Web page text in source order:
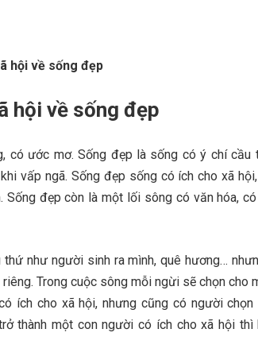
hội về sống đẹp
hội về sống đẹp
có ước mơ. Sống đẹp là sống có ý chí cầu
vấp ngã. Sống đẹp sống có ích cho xã
Sống đẹp còn là một lối sông có văn hóa,
thứ như người sinh ra mình, quê hương…
Trong cuộc sông mỗi ngừi sẽ chọn cho
ích cho xã hội, nhưng cũng có người chọn
thành một con người có ích cho xã hội thì